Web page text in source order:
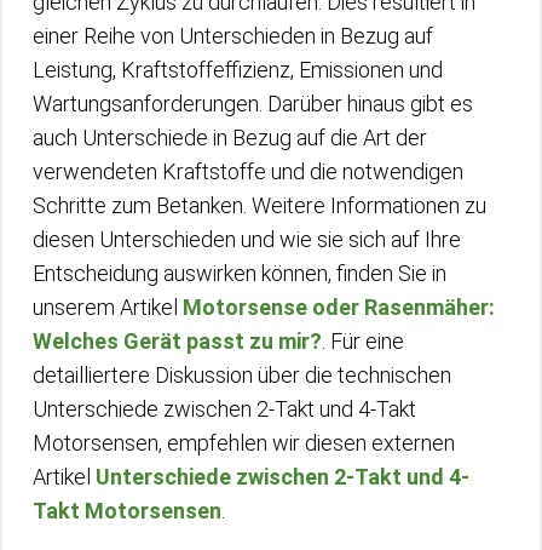
einer Reihe von Unterschieden in Bezug auf
Leistung, Kraftstoffeffizienz, Emissionen und
Wartungsanforderungen. Darüber hinaus gibt es
auch Unterschiede in Bezug auf die Art der
verwendeten Kraftstoffe und die notwendigen
Schritte zum Betanken. Weitere Informationen zu
diesen Unterschieden und wie sie sich auf Ihre
Entscheidung auswirken können, finden Sie in
unserem Artikel Motorsense oder Rasenmäher:
Welches Gerät passt zu mir? . Für eine
detailliertere Diskussion über die technischen
Unterschiede zwischen 2-Takt und 4-Takt
Motorsensen, empfehlen wir diesen externen
Artikel Unterschiede zwischen 2-Takt und 4-
Takt Motorsensen